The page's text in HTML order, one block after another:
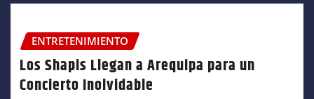
ENTRETENIMIENTO
Los Shapis Llegan a Arequipa para un
Concierto Inolvidable